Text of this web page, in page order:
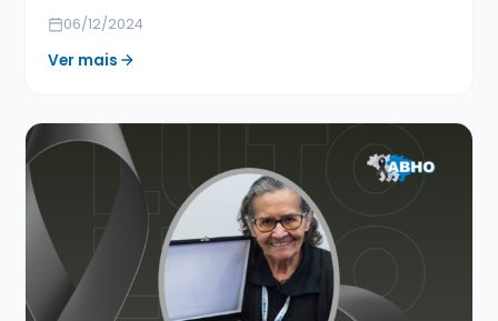
06/12/2024
Ver mais